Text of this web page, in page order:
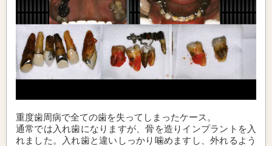
重度歯周病で全ての歯を失ってしまったケース。
通常では入れ歯になりますが、骨を造りインプラントを入
れました。入れ歯と違いしっかり噛めますし、外れるよう